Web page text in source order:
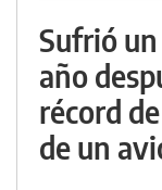
Sufrió
año
récord
de un